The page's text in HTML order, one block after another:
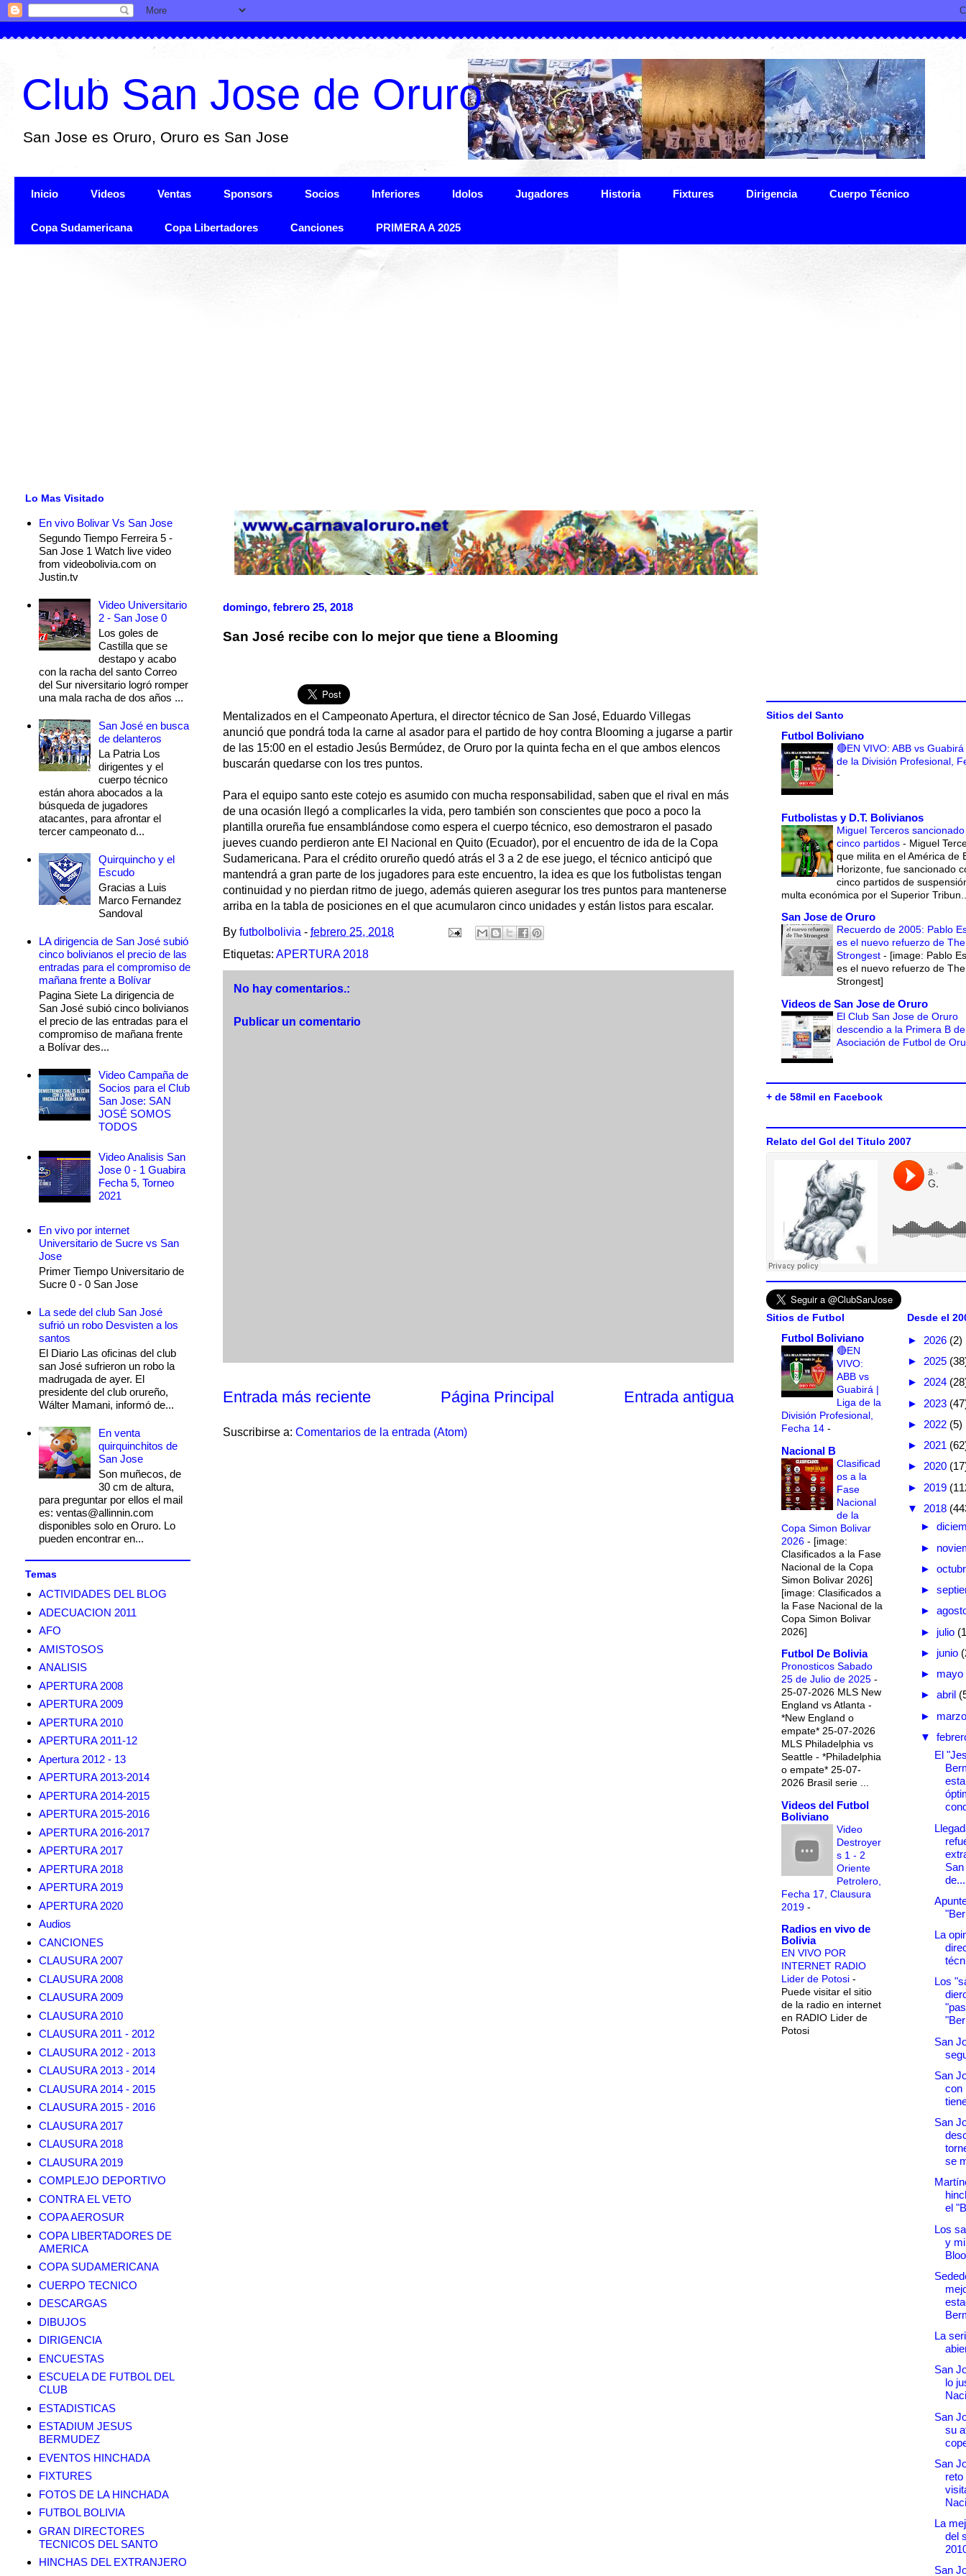
Club San Jose de Oruro
San Jose es Oruro, Oruro es San Jose
Inicio Videos Ventas Sponsors Socios Inferiores Idolos Jugadores Historia Fixtures Dirigencia Cuerpo Técnico
Copa Sudamericana Copa Libertadores Canciones PRIMERA A 2025
domingo, febrero 25, 2018
San José recibe con lo mejor que tiene a Blooming
Mentalizados en el Campeonato Apertura, el director técnico de San José, Eduardo Villegas
anunció que pondrá toda la carne al asador para el partido de hoy contra Blooming a jugarse a partir
de las 15:00 en el estadio Jesús Bermúdez, de Oruro por la quinta fecha en el que ambos elencos
buscarán quedarse con los tres puntos.
Para el equipo santo este cotejo es asumido con mucha responsabilidad, saben que el rival en más
de una ocasión llegó a complicarles la vida, pero también son conscientes que poco a poco la
plantilla orureña fue ensamblándose como espera el cuerpo técnico, eso demostraron el pasado
jueves cuando perdieron ante El Nacional en Quito (Ecuador), por el encuentro de ida de la Copa
Sudamericana. Para el crédito orureño quedó atrás el 3 a 2 de ese juego, el técnico anticipó que
mantendrá a gran parte de los jugadores para este encuentro, la idea es que los futbolistas tengan
continuidad y no pierdan ritmo de juego, además quieren asegurar los tres puntos para mantenerse
arriba en la tabla de posiciones en el que acumularon cinco unidades y están listos para escalar.
By futbolbolivia - febrero 25, 2018
Etiquetas: APERTURA 2018
No hay comentarios.:
Publicar un comentario
Entrada más reciente Entrada antigua
Página Principal
Suscribirse a: Comentarios de la entrada (Atom)
Lo Mas Visitado
En vivo Bolivar Vs San Jose
Segundo Tiempo Ferreira 5 -
San Jose 1 Watch live video
from videobolivia.com on
Justin.tv
Video Universitario
2 - San Jose 0
Los goles de
Castilla que se
destapo y acabo
con la racha del santo Correo
del Sur niversitario logró romper
una mala racha de dos años ...
San José en busca
de delanteros
La Patria Los
dirigentes y el
cuerpo técnico
están ahora abocados a la
búsqueda de jugadores
atacantes, para afrontar el
tercer campeonato d...
Quirquincho y el
Escudo
Gracias a Luis
Marco Fernandez
Sandoval
LA dirigencia de San José subió
cinco bolivianos el precio de las
entradas para el compromiso de
mañana frente a Bolívar
Pagina Siete La dirigencia de
San José subió cinco bolivianos
el precio de las entradas para el
compromiso de mañana frente
a Bolívar des...
Video Campaña de
Socios para el Club
San Jose: SAN
JOSÉ SOMOS
TODOS
Video Analisis San
Jose 0 - 1 Guabira
Fecha 5, Torneo
2021
En vivo por internet
Universitario de Sucre vs San
Jose
Primer Tiempo Universitario de
Sucre 0 - 0 San Jose
La sede del club San José
sufrió un robo Desvisten a los
santos
El Diario Las oficinas del club
san José sufrieron un robo la
madrugada de ayer. El
presidente del club orureño,
Wálter Mamani, informó de...
En venta
quirquinchitos de
San Jose
Son muñecos, de
30 cm de altura,
para preguntar por ellos el mail
es: ventas@allinnin.com
disponibles solo en Oruro. Lo
pueden encontrar en...
Temas
ACTIVIDADES DEL BLOG
ADECUACION 2011
AFO
AMISTOSOS
ANALISIS
APERTURA 2008
APERTURA 2009
APERTURA 2010
APERTURA 2011-12
Apertura 2012 - 13
APERTURA 2013-2014
APERTURA 2014-2015
APERTURA 2015-2016
APERTURA 2016-2017
APERTURA 2017
APERTURA 2018
APERTURA 2019
APERTURA 2020
Audios
CANCIONES
CLAUSURA 2007
CLAUSURA 2008
CLAUSURA 2009
CLAUSURA 2010
CLAUSURA 2011 - 2012
CLAUSURA 2012 - 2013
CLAUSURA 2013 - 2014
CLAUSURA 2014 - 2015
CLAUSURA 2015 - 2016
CLAUSURA 2017
CLAUSURA 2018
CLAUSURA 2019
COMPLEJO DEPORTIVO
CONTRA EL VETO
COPA AEROSUR
COPA LIBERTADORES DE
AMERICA
COPA SUDAMERICANA
CUERPO TECNICO
DESCARGAS
DIBUJOS
DIRIGENCIA
ENCUESTAS
ESCUELA DE FUTBOL DEL
CLUB
ESTADISTICAS
ESTADIUM JESUS
BERMUDEZ
EVENTOS HINCHADA
FIXTURES
FOTOS DE LA HINCHADA
FUTBOL BOLIVIA
GRAN DIRECTORES
TECNICOS DEL SANTO
HINCHAS DEL EXTRANJERO
Sitios del Santo
Futbol Boliviano
🔴EN VIVO: ABB vs
de la División Profesional,
-
Futbolistas y D.T. Bolivianos
Miguel Terceros
cinco partidos - Miguel
que milita en el América de
Horizonte, fue sancionado
cinco partidos de
multa económica por el Superior
San Jose de Oruro
Recuerdo de 2005: Pablo
es el nuevo refuerzo de The
Strongest - [image: Pablo
es el nuevo refuerzo de The
Strongest]
Videos de San Jose de Oruro
El Club San Jose de Oruro
descendio a la Primera B
Asociación de Futbol de
+ de 58mil en Facebook
Relato del Gol del Titulo 2007
Sitios de Futbol
Futbol Boliviano
🔴EN
VIVO:
ABB vs
Guabirá |
Liga de la
División Profesional,
Fecha 14 -
Nacional B
Clasificad
os a la
Fase
Nacional
de la
Copa Simon Bolivar
2026 - [image:
Clasificados a la Fase
Nacional de la Copa
Simon Bolivar 2026]
[image: Clasificados a
la Fase Nacional de la
Copa Simon Bolivar
2026]
Futbol De Bolivia
Pronosticos Sabado
25 de Julio de 2025 -
25-07-2026 MLS New
England vs Atlanta -
*New England o
empate* 25-07-2026
MLS Philadelphia vs
Seattle - *Philadelphia
o empate* 25-07-
2026 Brasil serie ...
Videos del Futbol
Boliviano
Video
Destroyer
s 1 - 2
Oriente
Petrolero,
Fecha 17, Clausura
2019 -
Radios en vivo de
Bolivia
EN VIVO POR
INTERNET RADIO
Lider de Potosi -
Puede visitar el sitio
de la radio en internet
en RADIO Lider de
Potosi
Desde el
► 2026 (2)
► 2025
► 2024
► 2023
► 2022 (5)
► 2021
► 2020
► 2019
▼ 2018
►
►
►
►
►
► julio
► junio
► mayo
► abril
►
▼
El
de...
La
Los
San
San
con
San
se
el
Los
y
La
San
lo
San
su
San
reto
La
del
San